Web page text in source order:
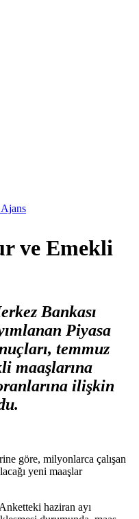
ve Emekli
Bankası
Piyasa
temmuz
maaşlarına
ilişkin
göre, milyonlarca çalışan
yeni maaşlar
haziran ayı